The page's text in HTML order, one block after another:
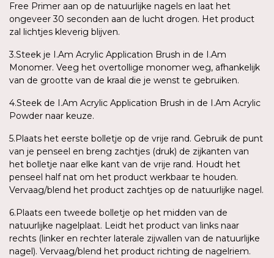
Free Primer aan op de natuurlijke nagels en laat het
ongeveer 30 seconden aan de lucht drogen. Het product
zal lichtjes kleverig blijven.
3.Steek je I.Am Acrylic Application Brush in de I.Am
Monomer. Veeg het overtollige monomer weg, afhankelijk
van de grootte van de kraal die je wenst te gebruiken.
4.Steek de I.Am Acrylic Application Brush in de I.Am Acrylic
Powder naar keuze.
5.Plaats het eerste bolletje op de vrije rand. Gebruik de punt
van je penseel en breng zachtjes (druk) de zijkanten van
het bolletje naar elke kant van de vrije rand. Houdt het
penseel half nat om het product werkbaar te houden.
Vervaag/blend het product zachtjes op de natuurlijke nagel.
6.Plaats een tweede bolletje op het midden van de
natuurlijke nagelplaat. Leidt het product van links naar
rechts (linker en rechter laterale zijwallen van de natuurlijke
nagel). Vervaag/blend het product richting de nagelriem.